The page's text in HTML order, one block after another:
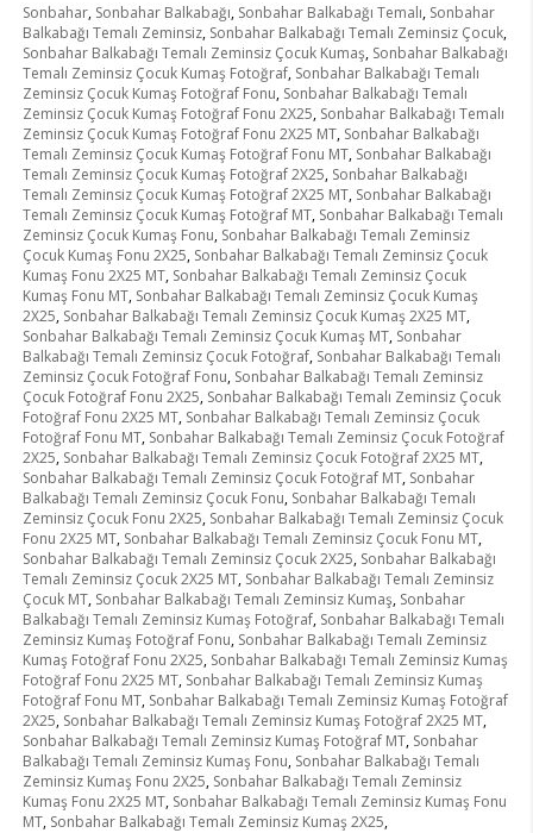
Sonbahar, Sonbahar Balkabağı, Sonbahar Balkabağı Temalı, Sonbahar
Balkabağı Temalı Zeminsiz, Sonbahar Balkabağı Temalı Zeminsiz Çocuk,
Sonbahar Balkabağı Temalı Zeminsiz Çocuk Kumaş, Sonbahar Balkabağı
Temalı Zeminsiz Çocuk Kumaş Fotoğraf, Sonbahar Balkabağı Temalı
Zeminsiz Çocuk Kumaş Fotoğraf Fonu, Sonbahar Balkabağı Temalı
Zeminsiz Çocuk Kumaş Fotoğraf Fonu 2X25, Sonbahar Balkabağı Temalı
Zeminsiz Çocuk Kumaş Fotoğraf Fonu 2X25 MT, Sonbahar Balkabağı
Temalı Zeminsiz Çocuk Kumaş Fotoğraf Fonu MT, Sonbahar Balkabağı
Temalı Zeminsiz Çocuk Kumaş Fotoğraf 2X25, Sonbahar Balkabağı
Temalı Zeminsiz Çocuk Kumaş Fotoğraf 2X25 MT, Sonbahar Balkabağı
Temalı Zeminsiz Çocuk Kumaş Fotoğraf MT, Sonbahar Balkabağı Temalı
Zeminsiz Çocuk Kumaş Fonu, Sonbahar Balkabağı Temalı Zeminsiz
Çocuk Kumaş Fonu 2X25, Sonbahar Balkabağı Temalı Zeminsiz Çocuk
Kumaş Fonu 2X25 MT, Sonbahar Balkabağı Temalı Zeminsiz Çocuk
Kumaş Fonu MT, Sonbahar Balkabağı Temalı Zeminsiz Çocuk Kumaş
2X25, Sonbahar Balkabağı Temalı Zeminsiz Çocuk Kumaş 2X25 MT,
Sonbahar Balkabağı Temalı Zeminsiz Çocuk Kumaş MT, Sonbahar
Balkabağı Temalı Zeminsiz Çocuk Fotoğraf, Sonbahar Balkabağı Temalı
Zeminsiz Çocuk Fotoğraf Fonu, Sonbahar Balkabağı Temalı Zeminsiz
Çocuk Fotoğraf Fonu 2X25, Sonbahar Balkabağı Temalı Zeminsiz Çocuk
Fotoğraf Fonu 2X25 MT, Sonbahar Balkabağı Temalı Zeminsiz Çocuk
Fotoğraf Fonu MT, Sonbahar Balkabağı Temalı Zeminsiz Çocuk Fotoğraf
2X25, Sonbahar Balkabağı Temalı Zeminsiz Çocuk Fotoğraf 2X25 MT,
Sonbahar Balkabağı Temalı Zeminsiz Çocuk Fotoğraf MT, Sonbahar
Balkabağı Temalı Zeminsiz Çocuk Fonu, Sonbahar Balkabağı Temalı
Zeminsiz Çocuk Fonu 2X25, Sonbahar Balkabağı Temalı Zeminsiz Çocuk
Fonu 2X25 MT, Sonbahar Balkabağı Temalı Zeminsiz Çocuk Fonu MT,
Sonbahar Balkabağı Temalı Zeminsiz Çocuk 2X25, Sonbahar Balkabağı
Temalı Zeminsiz Çocuk 2X25 MT, Sonbahar Balkabağı Temalı Zeminsiz
Çocuk MT, Sonbahar Balkabağı Temalı Zeminsiz Kumaş, Sonbahar
Balkabağı Temalı Zeminsiz Kumaş Fotoğraf, Sonbahar Balkabağı Temalı
Zeminsiz Kumaş Fotoğraf Fonu, Sonbahar Balkabağı Temalı Zeminsiz
Kumaş Fotoğraf Fonu 2X25, Sonbahar Balkabağı Temalı Zeminsiz Kumaş
Fotoğraf Fonu 2X25 MT, Sonbahar Balkabağı Temalı Zeminsiz Kumaş
Fotoğraf Fonu MT, Sonbahar Balkabağı Temalı Zeminsiz Kumaş Fotoğraf
2X25, Sonbahar Balkabağı Temalı Zeminsiz Kumaş Fotoğraf 2X25 MT,
Sonbahar Balkabağı Temalı Zeminsiz Kumaş Fotoğraf MT, Sonbahar
Balkabağı Temalı Zeminsiz Kumaş Fonu, Sonbahar Balkabağı Temalı
Zeminsiz Kumaş Fonu 2X25, Sonbahar Balkabağı Temalı Zeminsiz
Kumaş Fonu 2X25 MT, Sonbahar Balkabağı Temalı Zeminsiz Kumaş Fonu
MT, Sonbahar Balkabağı Temalı Zeminsiz Kumaş 2X25,